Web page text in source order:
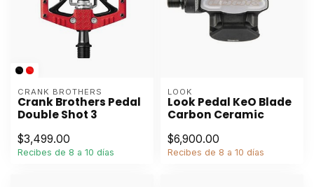
CRANK BROTHERS
Crank Brothers Pedal
Double Shot 3
$3,499.00
Recibes de 8 a 10 días
LOOK
Look Pedal KeO Blade
Carbon Ceramic
$6,900.00
Recibes de 8 a 10 días